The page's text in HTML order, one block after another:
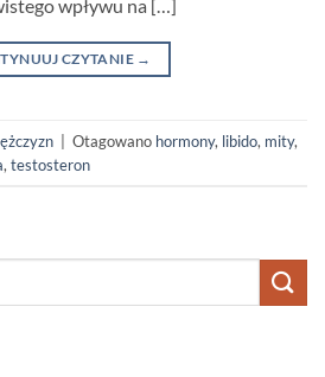
wpływu na […]
CZYTANIE →
Otagowano hormony, libido, mity,
, testosteron